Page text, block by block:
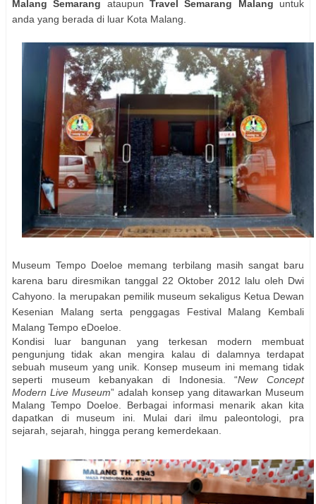
Malang Semarang
ataupunTravel Semarang Malang untuk
anda yang berada di luar Kota Malang.
Museum Tempo Doeloe memang terbilang masih sangat baru
karena baru diresmikan tanggal 22 Oktober 2012 lalu oleh Dwi
Cahyono. Ia merupakan pemilik museum sekaligus Ketua Dewan
Kesenian Malang serta penggagas Festival Malang Kembali
Malang Tempo eDoeloe.
Kondisi luar bangunan yang terkesan modern membuat
pengunjung tidak akan mengira kalau di dalamnya terdapat
sebuah museum yang unik. Konsep museum ini memang tidak
seperti museum kebanyakan di Indonesia. “New Concept
Modern Live Museum” adalah konsep yang ditawarkan Museum
Malang Tempo Doeloe. Berbagai informasi menarik akan kita
dapatkan di museum ini. Mulai dari ilmu paleontologi, pra
sejarah, sejarah, hingga perang kemerdekaan.